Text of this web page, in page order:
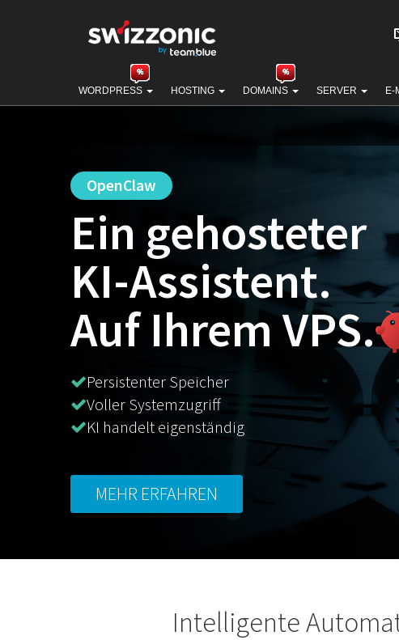
WORDPRESS HOSTING DOMAINS SERVER E-
OpenClaw
Ein gehosteter
KI-Assistent.
Auf Ihrem VPS.
Persistenter Speicher
Voller Systemzugriff
KI handelt eigenständig
MEHR ERFAHREN
Intelligente